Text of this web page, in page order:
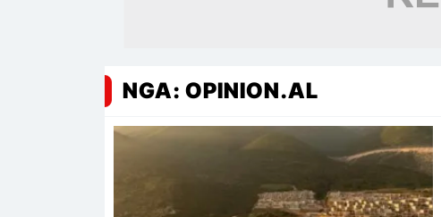
NGA: OPINION.AL